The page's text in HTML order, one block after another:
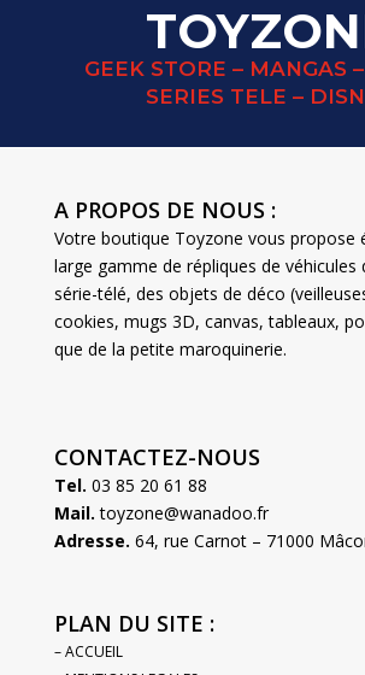
GEEK STORE – MANGAS
SERIES TELE –
A PROPOS DE NOUS :
Votre boutique Toyzone vous propose
large gamme de répliques de véhicules
série-télé, des objets de déco
cookies, mugs 3D, canvas, tableaux,
que de la petite maroquinerie.
CONTACTEZ-NOUS
Tel. 03 85 20 61 88
Mail. toyzone@wanadoo.fr
Adresse. 64, rue Carnot – 71000
PLAN DU SITE :
– ACCUEIL